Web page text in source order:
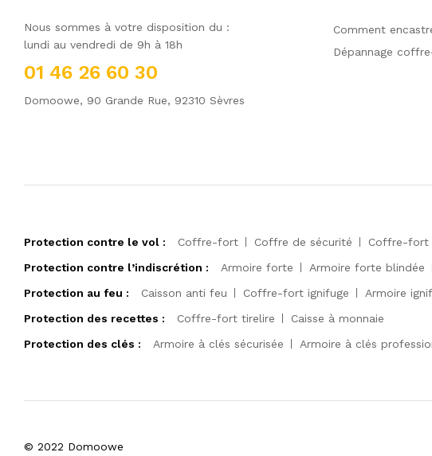
Nous sommes à votre disposition du :
lundi au vendredi de 9h à 18h
01 46 26 60 30
Domoowe, 90 Grande Rue, 92310 Sèvres
Comment
Dépannage
Protection contre le vol : Coffre-fort Coffre de sécurité
Coffre-fort
Protection contre l’indiscrétion :
Armoire forte Armoire forte blindée
Protection au feu :
Caisson anti feu Coffre-fort ignifuge Armoire
Protection des recettes :
Coffre-fort tirelire
Caisse à monnaie
Protection des clés :
Armoire à clés sécurisée Armoire à clés
© 2022 Domoowe